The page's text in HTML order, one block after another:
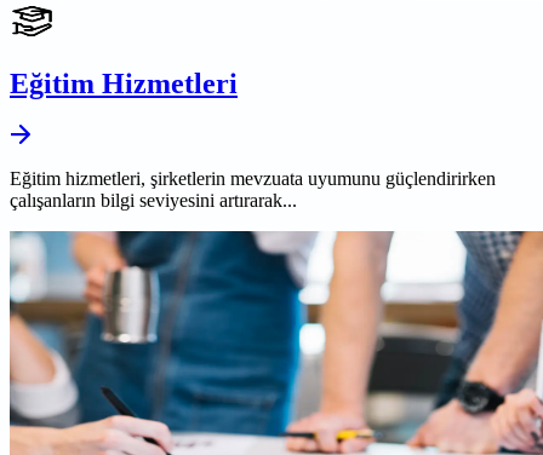
Eğitim Hizmetleri
Eğitim hizmetleri, şirketlerin mevzuata uyumunu güçlendirirken
çalışanların bilgi seviyesini artırarak...